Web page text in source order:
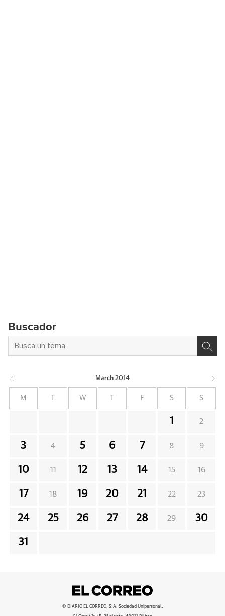
Buscador
March 2014
M W F S S
1 2
3 4 5 6 7 8 9
10 11 12 13 14 15 16
17 18 19 20 21 22 23
24 25 26 27 28 29 30
31
© DIARIO EL CORREO, S.A. Sociedad Unipersonal.